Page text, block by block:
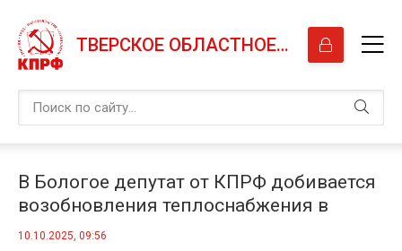
ТВЕРСКОЕ ОБЛАСТНОЕ ОТДЕЛЕНИЕ КПРФ
В Бологое депутат от КПРФ добивается
возобновления теплоснабжения в
многоквартирном доме
10.10.2025, 09:56